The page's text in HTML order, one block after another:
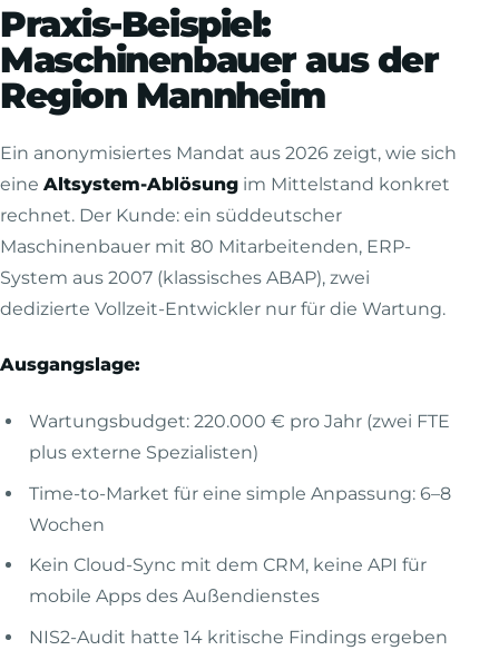
Praxis-Beispiel:
Maschinenbauer aus der
Region Mannheim
Ein anonymisiertes Mandat aus 2026 zeigt, wie sich
eine Altsystem-Ablösung im Mittelstand konkret
rechnet. Der Kunde: ein süddeutscher
Maschinenbauer mit 80 Mitarbeitenden, ERP-
System aus 2007 (klassisches ABAP), zwei
dedizierte Vollzeit-Entwickler nur für die Wartung.
Ausgangslage:
Wartungsbudget: 220.000 € pro Jahr (zwei FTE
plus externe Spezialisten)
Time-to-Market für eine simple Anpassung: 6–8
Wochen
Kein Cloud-Sync mit dem CRM, keine API für
mobile Apps des Außendienstes
NIS2-Audit hatte 14 kritische Findings ergeben